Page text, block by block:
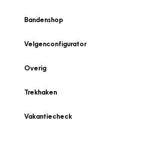
Bandenshop
Velgenconfigurator
Overig
Trekhaken
Vakantiecheck